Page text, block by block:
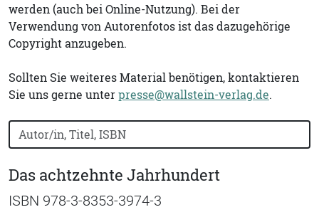
werden (auch bei Online-Nutzung). Bei der
Verwendung von Autorenfotos ist das dazugehörige
Copyright anzugeben.
Sollten Sie weiteres Material benötigen, kontaktieren
Sie uns gerne unterpresse@wallstein-verlag.de.
Bücher nach Buchtitel, Autorennamen oder ISBN
Das achtzehnte Jahrhundert
ISBN 978-3-8353-3974-3